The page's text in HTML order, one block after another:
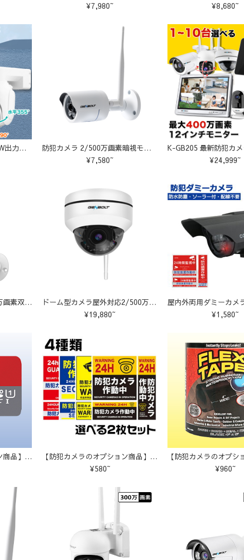
¥7,980~
¥8,680~
ソーラー充電400万画素4W出力ソーラーパネル U-GB219
防犯カメラ 2/500万画素暗視モード対応広角レンズ搭載 M-GB600
¥7,580~
¥24,999~
防犯カメラ 夜間撮影200万画素双方向会話音声通信機能搭載 M-HW17
ドーム型カメラ屋外対応2/500万画素赤外線搭載カメラ S-GB220
¥19,880~
¥1,580~
【防犯カメラのオプション商品】サンディスクマイクロSDカード
【防犯カメラのオプション商品】防犯ステッカー セキュリティシステッカー
¥580~
¥960~